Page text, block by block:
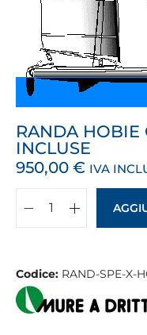
RANDA HOBIE
INCLUSE
950,00 € IVA
Codice: RAND-SPE-X-